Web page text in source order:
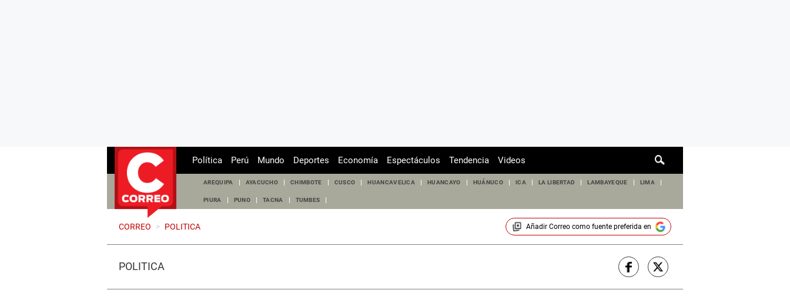
de
Política Perú Mundo Deportes Economía Espectáculos Tendencia Videos
AREQUIPA AYACUCHO CHIMBOTE CUSCO HUANCAVELICA HUANCAYO HUÁNUCO ICA LA LIBERTAD LAMBAYEQUE LIMA
PIURA PUNO TACNA TUMBES
CORREO > POLITICA Añadir Correocomo fuente preferida en
POLÍTICA